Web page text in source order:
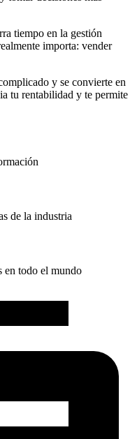
tiempo en la gestión
importa: vender
y se convierte en
tu rentabilidad y te permite
de la industria
en todo el mundo